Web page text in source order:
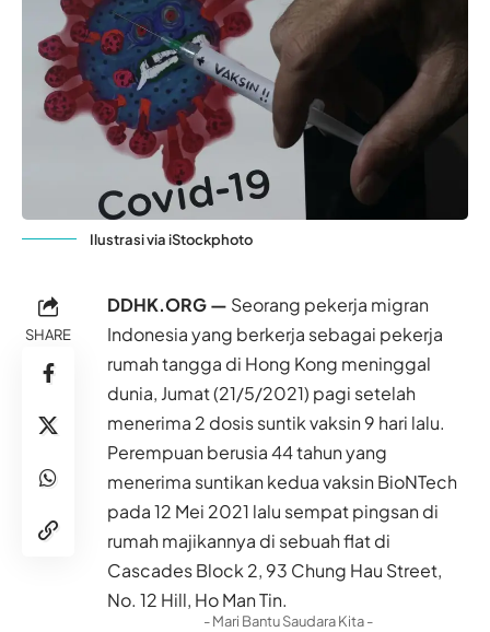
Ilustrasi via iStockphoto
SHARE
DDHK.ORG — Seorang pekerja migran
Indonesia yang berkerja sebagai pekerja
rumah tangga di Hong Kong meninggal
dunia, Jumat (21/5/2021) pagi setelah
menerima 2 dosis suntik vaksin 9 hari lalu.
Perempuan berusia 44 tahun yang
menerima suntikan kedua vaksin BioNTech
pada 12 Mei 2021 lalu sempat pingsan di
rumah majikannya di sebuah flat di
Cascades Block 2, 93 Chung Hau Street,
No. 12 Hill, Ho Man Tin.
- Mari Bantu Saudara Kita -